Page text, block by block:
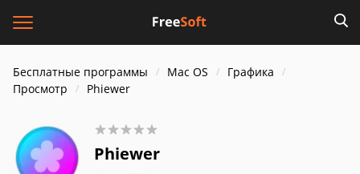
Бесплатные программы Mac OS
Графика
Просмотр
Phiewer
Phiewer